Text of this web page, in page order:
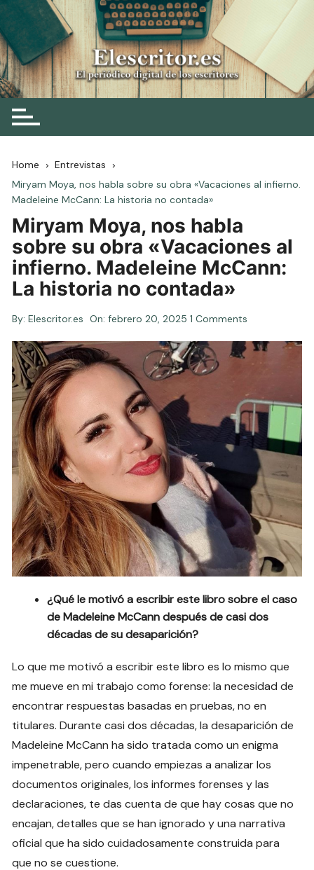
Skip
to
content
Elescritor.es
El periódico digital de los escritores
Home
Entrevistas
Miryam Moya, nos habla sobre su obra «Vacaciones al infierno.
Madeleine McCann: La historia no contada»
Miryam Moya, nos habla
sobre su obra «Vacaciones al
infierno. Madeleine McCann:
La historia no contada»
By: Elescritor.es On:febrero 20, 2025 1 Comments
¿Qué le motivó a escribir este libro sobre el caso
de Madeleine McCann después de casi dos
décadas de su desaparición?
Lo que me motivó a escribir este libro es lo mismo que
me mueve en mi trabajo como forense: la necesidad de
encontrar respuestas basadas en pruebas, no en
titulares. Durante casi dos décadas, la desaparición de
Madeleine McCann ha sido tratada como un enigma
impenetrable, pero cuando empiezas a analizar los
documentos originales, los informes forenses y las
declaraciones, te das cuenta de que hay cosas que no
encajan, detalles que se han ignorado y una narrativa
oficial que ha sido cuidadosamente construida para
que no se cuestione.